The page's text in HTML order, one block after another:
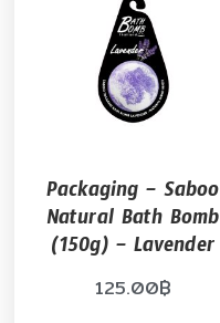
Packaging – Saboo
Natural Bath Bomb
(150g) – Lavender
125.00฿